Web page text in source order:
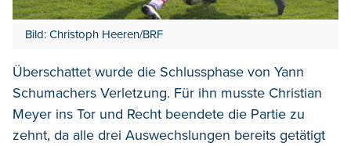
Bild: Christoph Heeren/BRF
Überschattet wurde die Schlussphase von Yann
Schumachers Verletzung. Für ihn musste Christian
Meyer ins Tor und Recht beendete die Partie zu
zehnt, da alle drei Auswechslungen bereits getätigt